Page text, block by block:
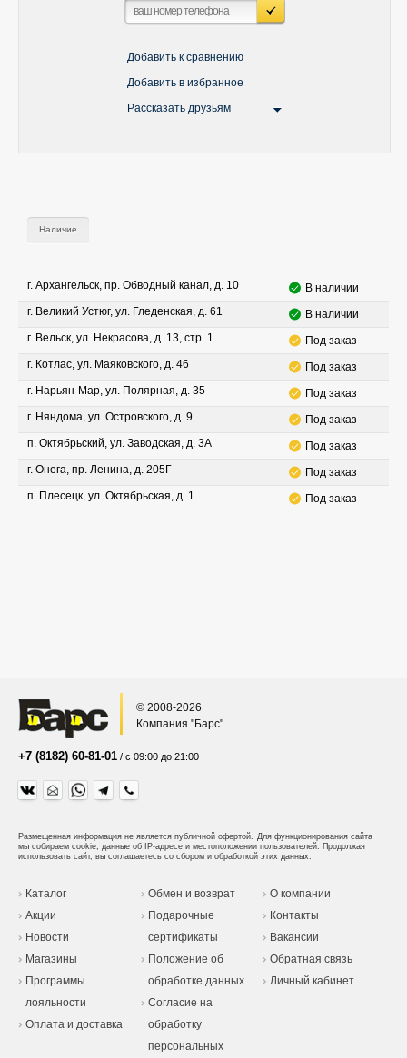
Добавить к сравнению
Добавить в избранное
Рассказать друзьям
Наличие
г. Архангельск, пр. Обводный канал, д. 10
В наличии
г. Великий Устюг, ул. Гледенская, д. 61
В наличии
г. Вельск, ул. Некрасова, д. 13, стр. 1
Под заказ
г. Котлас, ул. Маяковского, д. 46
Под заказ
г. Нарьян-Мар, ул. Полярная, д. 35
Под заказ
г. Няндома, ул. Островского, д. 9
Под заказ
п. Октябрьский, ул. Заводская, д. 3А
Под заказ
г. Онега, пр. Ленина, д. 205Г
Под заказ
п. Плесецк, ул. Октябрьская, д. 1
Под заказ
© 2008-2026
Компания "Барс"
+7 (8182) 60-81-01 / с 09:00 до 21:00
Размещенная информация не является публичной офертой. Для функционирования сайта
мы собираем cookie, данные об IP-адресе и местоположении пользователей. Продолжая
использовать сайт, вы соглашаетесь со сбором и обработкой этих данных.
Каталог
Акции
Новости
Магазины
Программы
лояльности
Оплата и доставка
Обмен и возврат
Подарочные
сертификаты
Положение об
обработке данных
Согласие на
обработку
персональных
О компании
Контакты
Вакансии
Обратная связь
Личный кабинет